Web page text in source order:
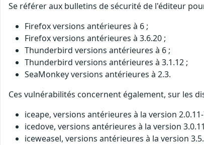
Se référer aux bulletins de sécurité de l'éditeur
Firefox versions antérieures à 6 ;
Firefox versions antérieures à 3.6.20 ;
Thunderbird versions antérieures à 6 ;
Thunderbird versions antérieures à 3.1.12 ;
SeaMonkey versions antérieures à 2.3.
Ces vulnérabilités concernent également, sur les
iceape, versions antérieures à la version
icedove, versions antérieures à la version
iceweasel, versions antérieures à la version